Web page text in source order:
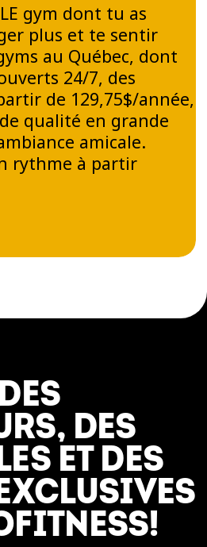
gym dont tu as
plus et te sentir
au Québec, dont
24/7, des
de 129,75$/année,
qualité en grande
amicale.
rythme à partir
DES
ET DES